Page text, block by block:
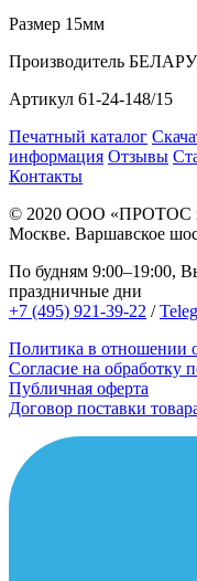
Размер 15мм
Производитель
Артикул 61-24-148/15
Печатный каталог
информация Отзывы
Контакты
© 2020 ООО «ПРОТОС
Москве. Варшавское
По будням 9:00–19:00,
праздничные дни
+7 (495) 921-39-22 /
Политика в отношении
Согласие на обработку
Публичная оферта
Договор поставки